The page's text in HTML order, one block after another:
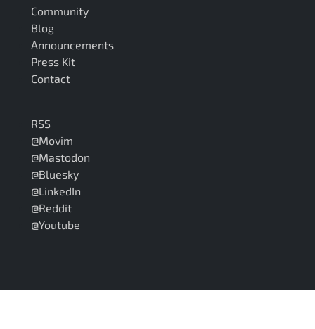
Community
Blog
Announcements
Press Kit
Contact
RSS
@Movim
@Mastodon
@Bluesky
@LinkedIn
@Reddit
@Youtube